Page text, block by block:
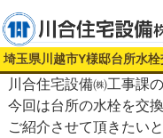
埼玉県川越市Y様邸台所水
川合住宅設備㈱工事課
今回は台所の水栓を交
ご紹介させて頂きたい